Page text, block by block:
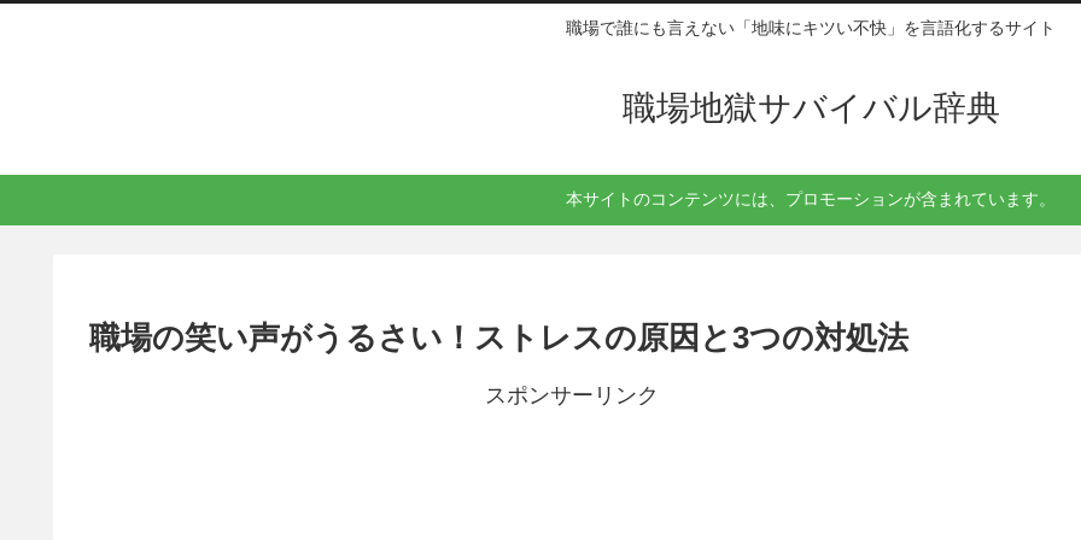
職場で誰にも言えない「地味にキツい不快」を言語化するサイト
職場地獄サバイバル辞典
本サイトのコンテンツには、プロモーションが含まれています。
職場の笑い声がうるさい！ストレスの原因と3つの対処法
スポンサーリンク